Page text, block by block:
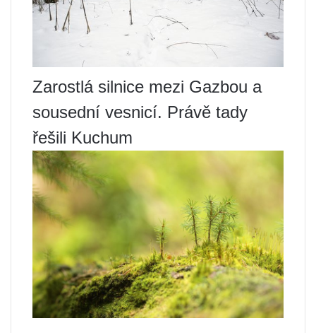
Zarostlá silnice mezi Gazbou a
sousední vesnicí. Právě tady
řešili Kuchum